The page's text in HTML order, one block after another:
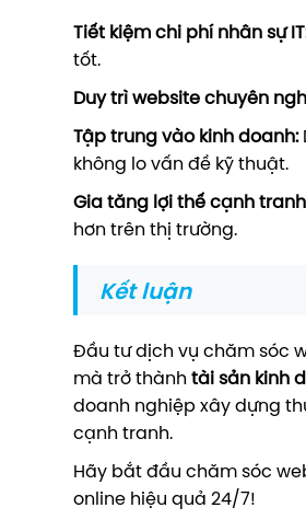
Tiết kiệm chi phí nhân sự
tốt.
Duy trì website chuyên
Tập trung vào kinh doanh:
không lo vấn đề kỹ thuật.
Gia tăng lợi thế cạnh
hơn trên thị trường.
Kết luận
Đầu tư dịch vụ chăm sóc
mà trở thànhtài sản kinh
doanh nghiệp xây dựng
cạnh tranh.
Hãy bắt đầu chăm sóc
online hiệu quả 24/7!